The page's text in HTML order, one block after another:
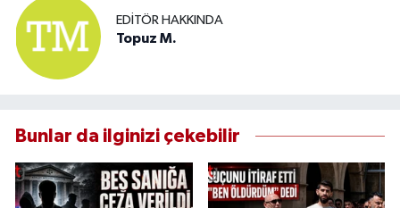
EDITÖR HAKKINDA
Topuz M.
Bunlar da ilginizi çekebilir